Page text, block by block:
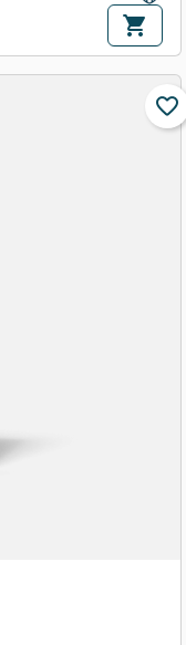
shopping_cart
favorite_border